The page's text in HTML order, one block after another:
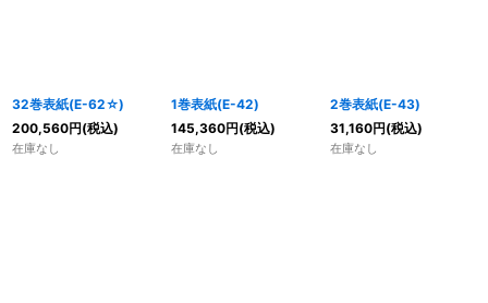
32巻表紙(E-62☆)
200,560円(税込)
在庫なし
1巻表紙(E-42)
145,360円(税込)
在庫なし
2巻表紙(E-43)
31,160円(税込)
在庫なし